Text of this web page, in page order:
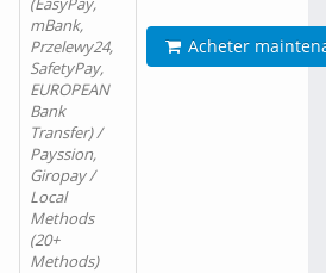
mBank,
Przelewy24,
SafetyPay,
EUROPEAN
Bank
Transfer) /
Payssion,
Giropay /
Local
Methods
(20+
Methods)
Acheter